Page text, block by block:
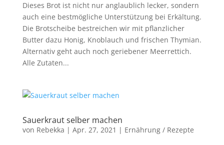
Dieses Brot ist nicht nur anglaublich lecker, sondern
auch eine bestmögliche Unterstützung bei Erkältung.
Die Brotscheibe bestreichen wir mit pflanzlicher
Butter dazu Honig, Knoblauch und frischen Thymian.
Alternativ geht auch noch geriebener Meerrettich.
Alle Zutaten...
Sauerkraut selber machen
von Rebekka | Apr. 27, 2021 | Ernährung / Rezepte